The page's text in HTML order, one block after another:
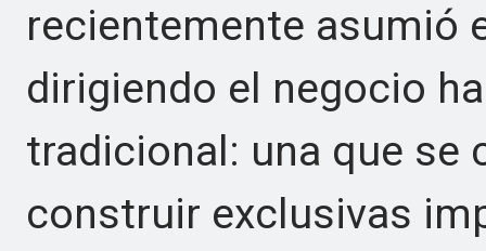
recientemente asumió
dirigiendo el negocio
tradicional: una que se
construir exclusivas